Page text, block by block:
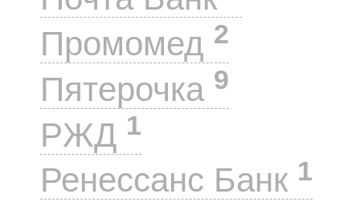
Промомед 2
Пятерочка 9
РЖД 1
Ренессанс Банк 1